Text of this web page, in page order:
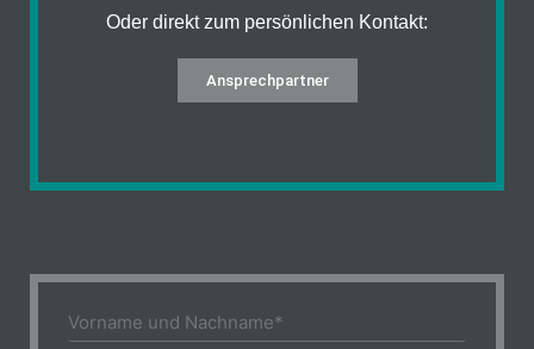
Oder direkt zum persönlichen Kontakt:
Ansprechpartner